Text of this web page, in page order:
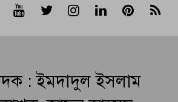
: ইমদাদুল ইসলাম